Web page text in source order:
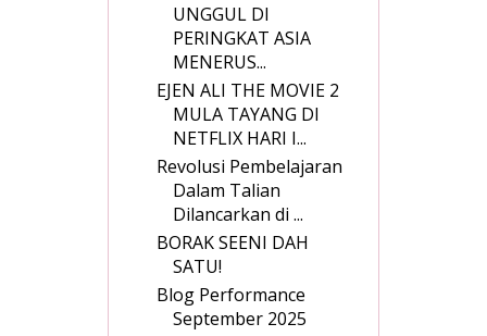
UNGGUL DI
PERINGKAT ASIA
MENERUS...
EJEN ALI THE MOVIE 2
MULA TAYANG DI
NETFLIX HARI I...
Revolusi Pembelajaran
Dalam Talian
Dilancarkan di ...
BORAK SEENI DAH
SATU!
Blog Performance
September 2025